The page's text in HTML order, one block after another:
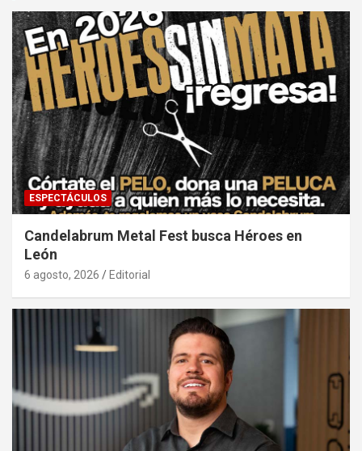
ESPECTÁCULOS
Candelabrum Metal Fest busca Héroes en
León
6 agosto, 2026 Editorial